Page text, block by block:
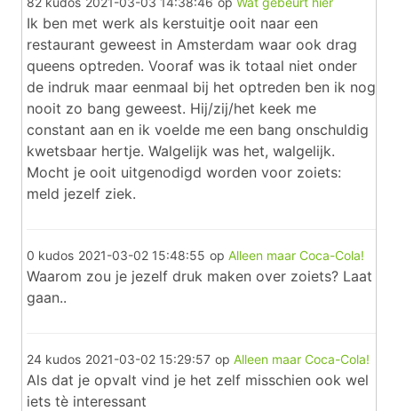
Ik ben met werk als kerstuitje ooit naar een
restaurant geweest in Amsterdam waar ook drag
queens optreden. Vooraf was ik totaal niet onder
de indruk maar eenmaal bij het optreden ben ik nog
nooit zo bang geweest. Hij/zij/het keek me
constant aan en ik voelde me een bang onschuldig
kwetsbaar hertje. Walgelijk was het, walgelijk.
Mocht je ooit uitgenodigd worden voor zoiets:
meld jezelf ziek.
0 kudos 2021-03-02 15:48:55 op Alleen maar Coca-Cola!
Waarom zou je jezelf druk maken over zoiets? Laat
gaan..
24 kudos 2021-03-02 15:29:57 op Alleen maar Coca-Cola!
Als dat je opvalt vind je het zelf misschien ook wel
iets tè interessant